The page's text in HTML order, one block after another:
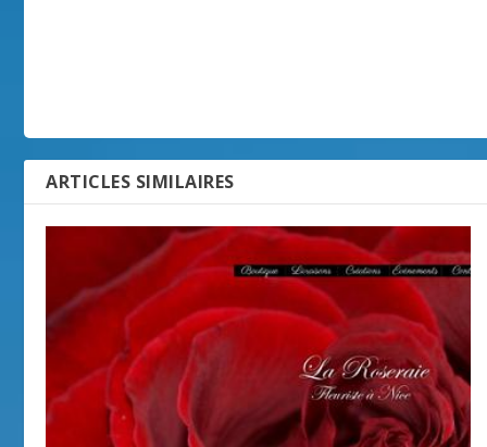
ARTICLES SIMILAIRES